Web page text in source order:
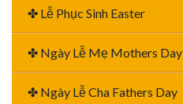
✤ Lễ Phục Sinh Easter
✤ Ngày Lễ Mẹ Mothers Day
✤ Ngày Lễ Cha Fathers Day